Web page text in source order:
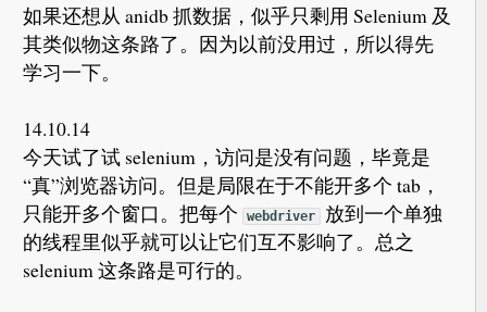
如果还想从 anidb 抓数据，似乎只剩用 Selenium 及
其类似物这条路了。因为以前没用过，所以得先
学习一下。
14.10.14
今天试了试 selenium，访问是没有问题，毕竟是
“真”浏览器访问。但是局限在于不能开多个 tab，
只能开多个窗口。把每个
webdriver
放到一个单独
的线程里似乎就可以让它们互不影响了。总之
selenium 这条路是可行的。